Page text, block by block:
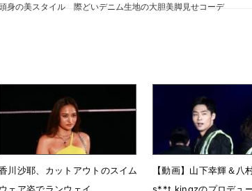
身の美スタイル 際どいデニム生地の大胆美脚見せコーデ
川沙耶、カットアウトのスイム
ウェア姿でランウェイ
【動画】山下幸輝＆八
s**t kingzのプロデュ